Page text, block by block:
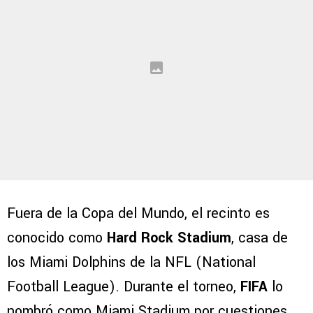
Fuera de la Copa del Mundo, el recinto es
conocido como Hard Rock Stadium, casa de
los Miami Dolphins de la NFL (National
Football League). Durante el torneo, FIFA lo